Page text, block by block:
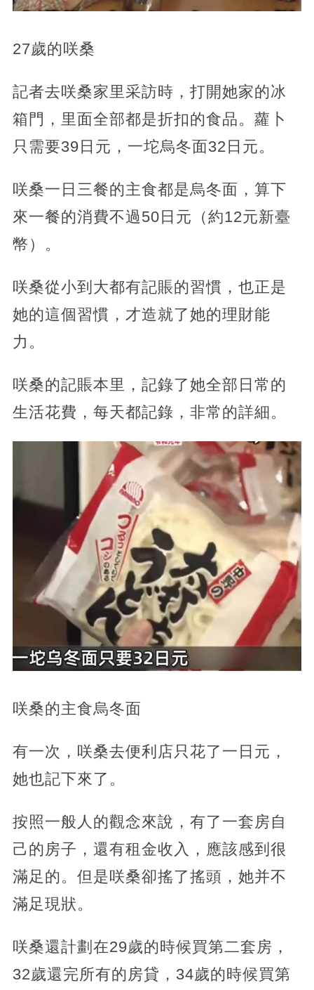
27歲的咲桑
記者去咲桑家里采訪時，打開她家的冰
箱門，里面全部都是折扣的食品。蘿卜
只需要39日元，一坨烏冬面32日元。
咲桑一日三餐的主食都是烏冬面，算下
來一餐的消費不過50日元（約12元新臺
幣）。
咲桑從小到大都有記賬的習慣，也正是
她的這個習慣，才造就了她的理財能
力。
咲桑的記賬本里，記錄了她全部日常的
生活花費，每天都記錄，非常的詳細。
咲桑的主食烏冬面
有一次，咲桑去便利店只花了一日元，
她也記下來了。
按照一般人的觀念來說，有了一套房自
己的房子，還有租金收入，應該感到很
滿足的。但是咲桑卻搖了搖頭，她并不
滿足現狀。
咲桑還計劃在29歲的時候買第二套房，
32歲還完所有的房貸，34歲的時候買第